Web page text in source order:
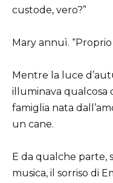
custode, vero?”
Mary annuì. “Proprio
Mentre la luce
illuminava qualcosa
famiglia nata
un cane.
E da qualche parte,
musica, il sorriso di